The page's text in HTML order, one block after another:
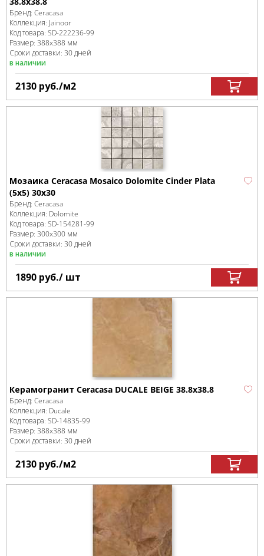
Бренд: Ceracasa
Коллекция: Jainoor
Код товара: SD-222236-99
Размер: 388x388 мм
Сроки доставки: 30 дней
в наличии
2130 руб./м2
Мозаика Ceracasa Mosaico Dolomite Cinder Plata
(5x5) 30x30
Бренд: Ceracasa
Коллекция: Dolomite
Код товара: SD-154281-99
Размер: 300x300 мм
Сроки доставки: 30 дней
в наличии
1890 руб./ шт
Керамогранит Ceracasa DUCALE BEIGE 38.8x38.8
Бренд: Ceracasa
Коллекция: Ducale
Код товара: SD-14835-99
Размер: 388x388 мм
Сроки доставки: 30 дней
2130 руб./м2